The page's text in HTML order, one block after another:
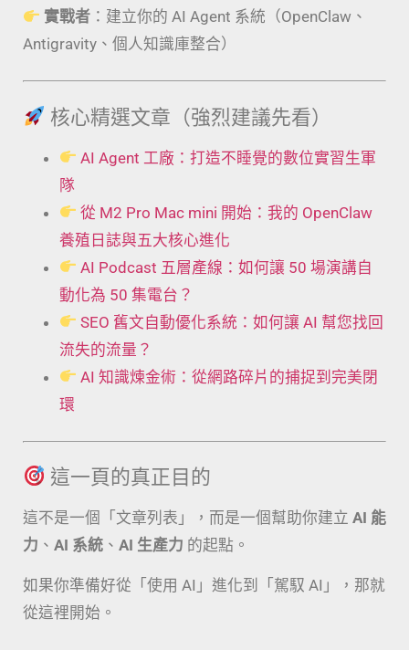
實戰者 ：建立你的 AI Agent 系統（OpenClaw、
Antigravity、個人知識庫整合）
核心精選文章（強烈建議先看）
AI Agent 工廠：打造不睡覺的數位實習生軍
隊
從 M2 Pro Mac mini 開始：我的 OpenClaw
養殖日誌與五大核心進化
AI Podcast 五層產線：如何讓 50 場演講自
動化為 50 集電台？
SEO 舊文自動優化系統：如何讓 AI 幫您找回
流失的流量？
AI 知識煉金術：從網路碎片的捕捉到完美閉
環
這一頁的真正目的
這不是一個「文章列表」，而是一個幫助你建立 AI 能
力 、 AI 系統 、 AI 生產力 的起點。
如果你準備好從「使用 AI」進化到「駕馭 AI」，那就
從這裡開始。